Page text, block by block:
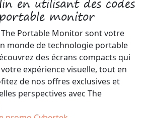
monitor
Portable Monitor sont votre
monde de technologie portable
des écrans compacts qui
expérience visuelle, tout en
de nos offres exclusives et
perspectives avec The